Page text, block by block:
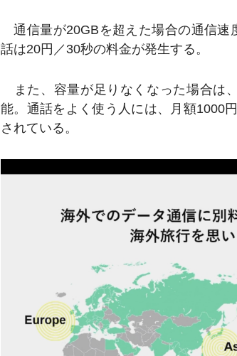
通信量が20GBを超えた場合の通信速
話は20円／30秒の料金が発生する。
また、容量が足りなくなった場合は
能。通話をよく使う人には、月額1000
されている。